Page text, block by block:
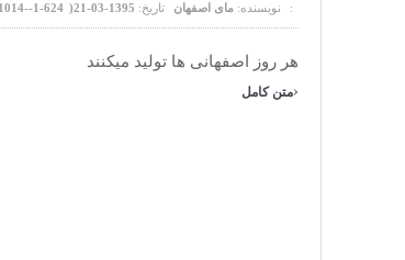
نویسنده: مای اصفهان تاریخ: 1395-03-21(
624-1--1014 نظرات :
هر روز اصفهانی ها تولید میکنند
متن کامل›